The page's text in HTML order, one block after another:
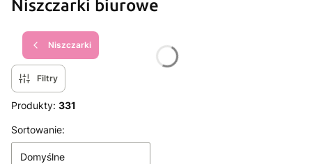
Niszczarki biurowe
Niszczarki
Filtry
Produkty: 331
Lista produktów
Sortowanie:
Domyślne